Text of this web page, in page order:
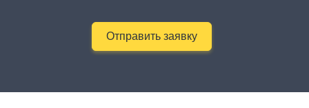
Отправить заявку